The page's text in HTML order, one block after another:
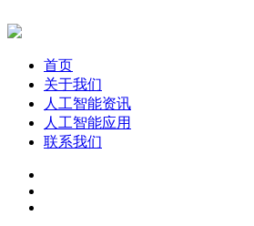
首页
关于我们
人工智能资讯
人工智能应用
联系我们